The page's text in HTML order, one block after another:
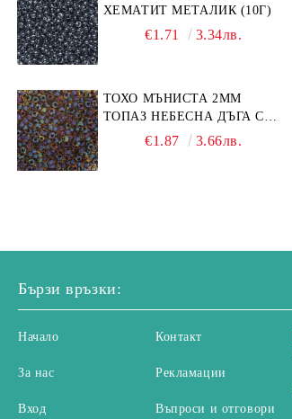
ХЕМАТИТ МЕТАЛИК (10Г)
€1.71 3.34лв.
ТОХО МЪНИСТА 2ММ
ТОПАЗ НЕБЕСНА ДЪГА С
ЧЕРЕН КАНТ (10Г)
€1.87 3.66лв.
Бързи връзки:
Начало
За нас
Вход
Контакт
Рекламации
Въпроси и отговори